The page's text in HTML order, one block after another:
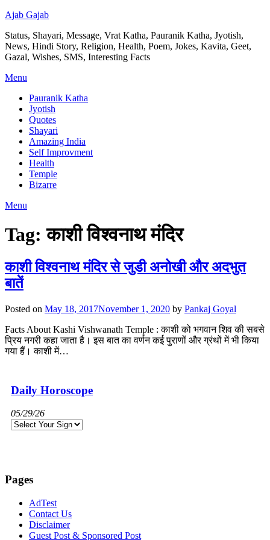
Ajab Gajab
Status, Shayari, Message, Vrat Katha, Pauranik Katha, Jyotish,
News, Hindi Story, Religion, Health, Poem, Jokes, Kavita, Geet,
Gazal, Wishes, SMS, Interesting Facts
Menu
Pauranik Katha
Jyotish
Quotes
Shayari
Amazing India
Self Improvment
Health
Temple
Bizarre
Menu
Tag:काशी विश्वनाथ मंदिर
काशी विश्वनाथ मंदिर से जुडी अनोखी और अदभुत
बातें
Posted on May 18, 2017November 1, 2020 by Pankaj Goyal
Facts About Kashi Vishwanath Temple : काशी को भगवान शिव की सबसे
प्रिय नगरी कहा जाता है। इस बात का वर्णन कई पुराणों और ग्रंथों में भी किया
गया हैं। काशी में…
Daily Horoscope
05/29/26
Pages
AdTest
Contact Us
Disclaimer
Guest Post & Sponsored Post